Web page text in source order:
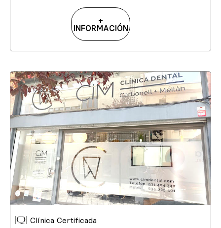
+
INFORMACIÓN
Clínica Certificada